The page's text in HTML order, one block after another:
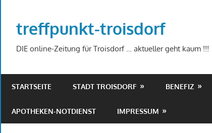
springen
treffpunkt-troisdorf
DIE online-Zeitung für Troisdorf … aktueller geht kaum !!!
STARTSEITE STADT TROISDORF BENEFIZ
APOTHEKEN-NOTDIENST IMPRESSUM